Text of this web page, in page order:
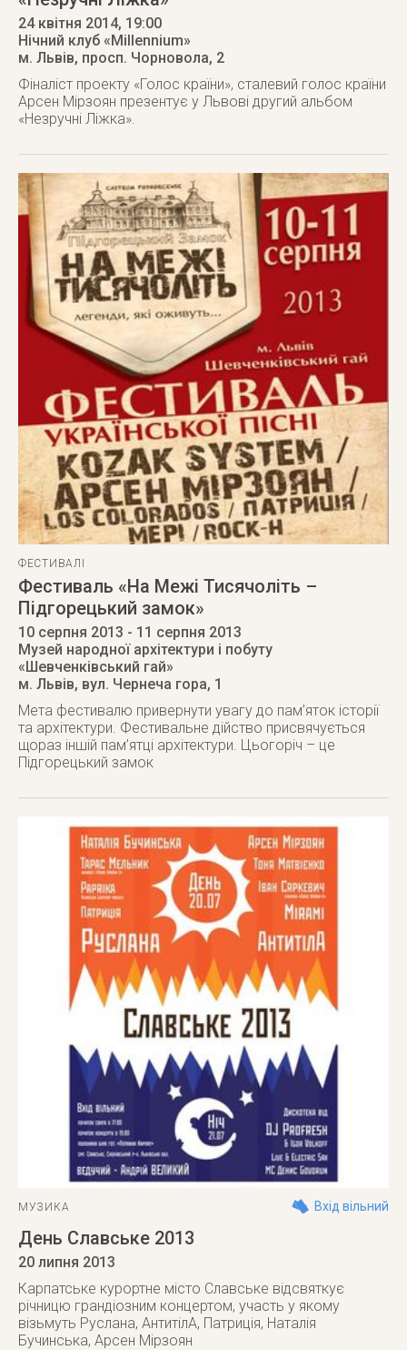
24 квітня 2014, 19:00
Нічний клуб «Millennium»
м. Львів, просп. Чорновола, 2
Фіналіст проекту «Голос країни», сталевий голос країни
Арсен Мірзоян презентує у Львові другий альбом
«Незручні Ліжка».
ФЕСТИВАЛІ
Фестиваль «На Межі Тисячоліть –
Підгорецький замок»
10 серпня 2013 - 11 серпня 2013
Музей народної архітектури і побуту
«Шевченківський гай»
м. Львів, вул. Чернеча гора, 1
Мета фестивалю привернути увагу до пам’яток історії
та архітектури. Фестивальне дійство присвячується
щораз іншій пам’ятці архітектури. Цьогоріч – це
Підгорецький замок
МУЗИКА Вхід вільний
День Славське 2013
20 липня 2013
Карпатське курортне місто Славське відсвяткує
річницю грандіозним концертом, участь у якому
візьмуть Руслана, АнтитілА, Патриція, Наталія
Бучинська, Арсен Мірзоян